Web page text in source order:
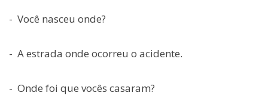
- Você nasceu onde?
- A estrada onde ocorreu o acidente.
- Onde foi que vocês casaram?